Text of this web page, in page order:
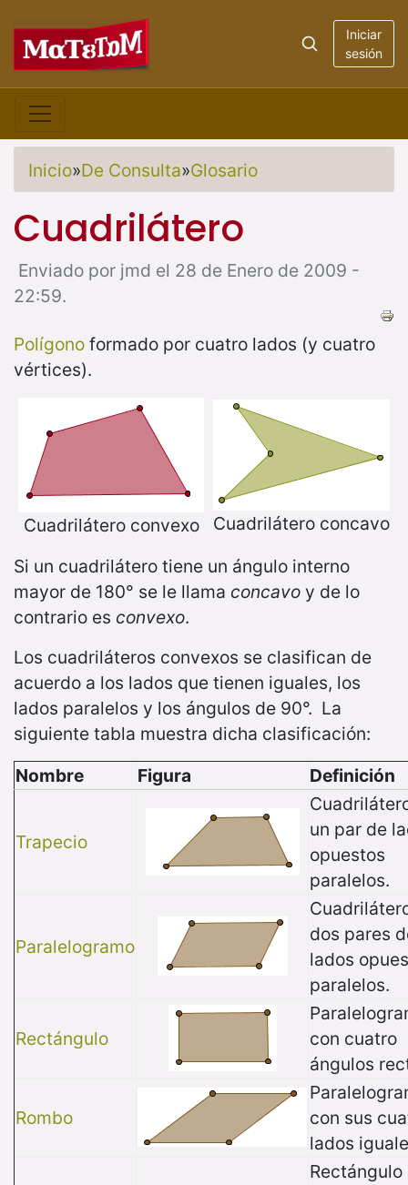
Iniciar
sesión
Inicio»De Consulta»Glosario
Cuadrilátero
Enviado por jmd el 28 de Enero de 2009 -
22:59.
Polígono formado por cuatro lados (y cuatro
vértices).
Cuadrilátero convexo
Cuadrilátero concavo
Si un cuadrilátero tiene un ángulo interno
mayor de 180° se le llama concavo y de lo
contrario es convexo.
Los cuadriláteros convexos se clasifican de
acuerdo a los lados que tienen iguales, los
lados paralelos y los ángulos de 90°. La
siguiente tabla muestra dicha clasificación:
Nombre Figura Definición
Trapecio
un par de
opuestos
paralelos.
Paralelogramo
dos pares
lados
paralelos.
Rectángulo
con cuatro
ángulos
Rombo
con sus
lados
Rectángulo